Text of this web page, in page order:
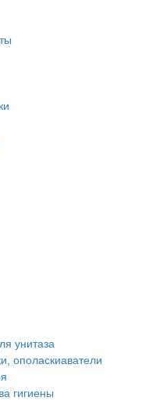
унитаза
ополаскиаватели
гигиены